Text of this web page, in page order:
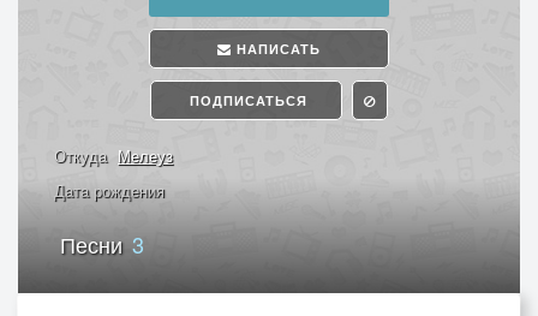
НАПИСАТЬ
ПОДПИСАТЬСЯ
Откуда Мелеуз
Дата рождения
Песни 3